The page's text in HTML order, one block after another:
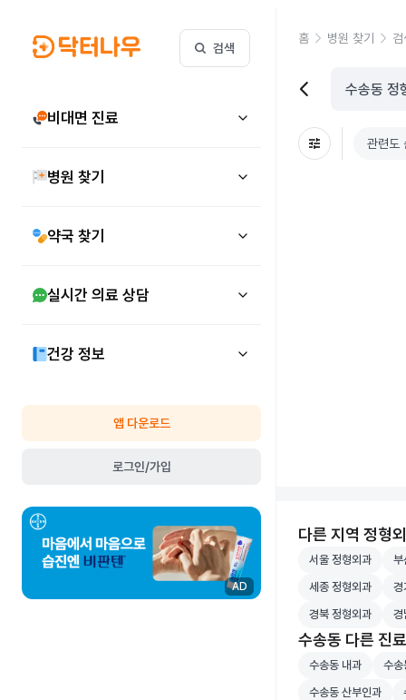
검색
비대면 진료
병원 찾기
약국 찾기
실시간 의료 상담
건강 정보
앱 다운로드
로그인/가입
AD
홈 병원 찾기
관련도
다른 지역 정형
서울 정형외과 병
서울 정형외과 부
부
세종 정형외과 병
세종 정형외과 경
경
경북 정형외과 병
경북 정형외과 경
경
수송동 다른 진
수송동 내과 병원
수송동 내과 수
수송
수송동 산부인과
수송동 산부인과